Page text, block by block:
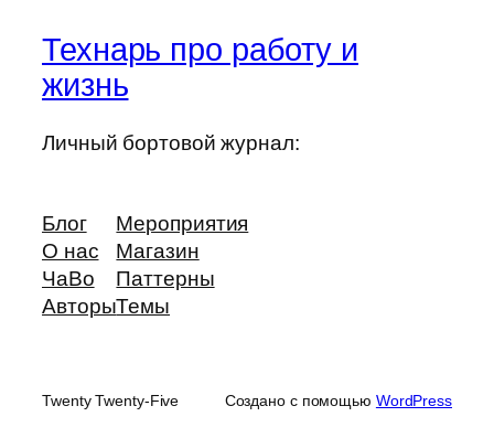
Технарь про работу и
жизнь
Личный бортовой журнал:
Блог
О нас
ЧаВо
Авторы
Мероприятия
Магазин
Паттерны
Темы
Twenty Twenty-Five Создано с помощью WordPress